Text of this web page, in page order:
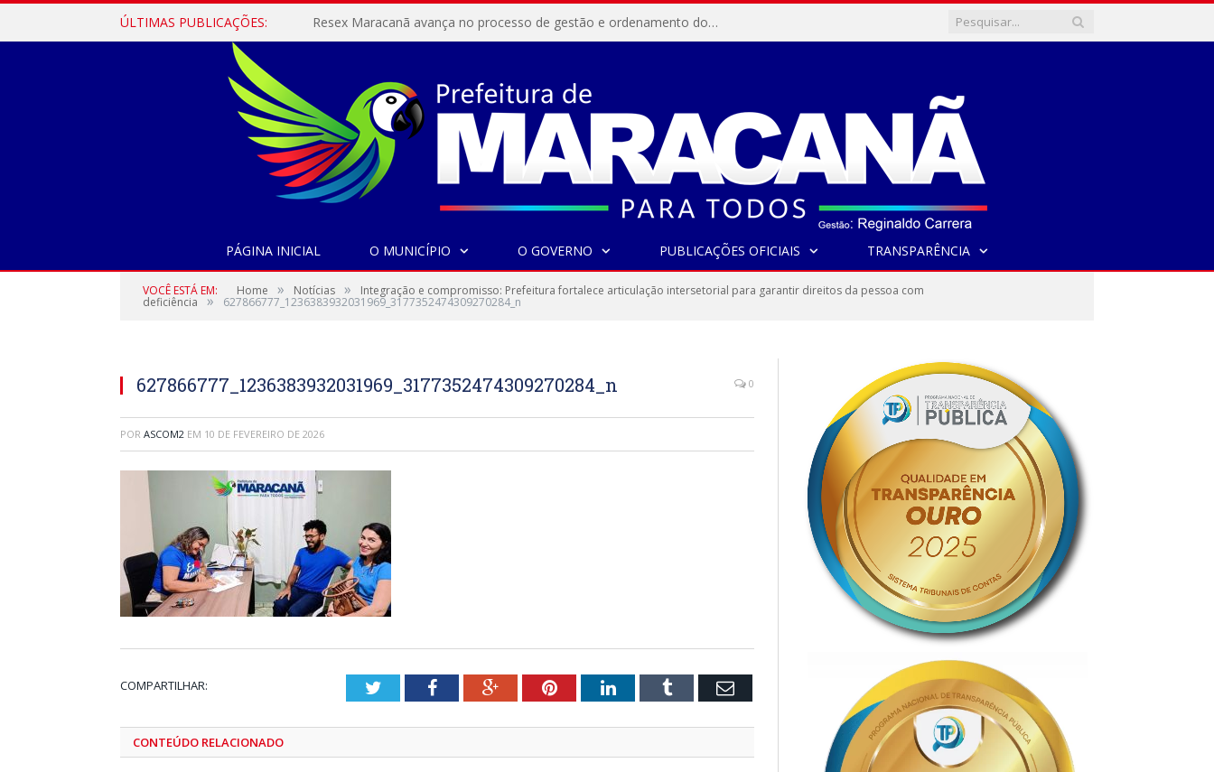
ÚLTIMAS PUBLICAÇÕES: Resex Maracanã avança no processo de gestão e ordenamento do turismo em nossas áreas protegidas.
PÁGINA INICIAL O MUNICÍPIO O GOVERNO PUBLICAÇÕES OFICIAIS TRANSPARÊNCIA
VOCÊ ESTÁ EM: Home » Notícias » Integração e compromisso: Prefeitura fortalece articulação intersetorial para garantir direitos da pessoa com
deficiência » 627866777_1236383932031969_3177352474309270284_n
627866777_1236383932031969_3177352474309270284_n 0
POR ASCOM2 EM 10 DE FEVEREIRO DE 2026
COMPARTILHAR: TwitterFacebookGoogle+PinterestLinkedInTumblr Email
CONTEÚDO RELACIONADO